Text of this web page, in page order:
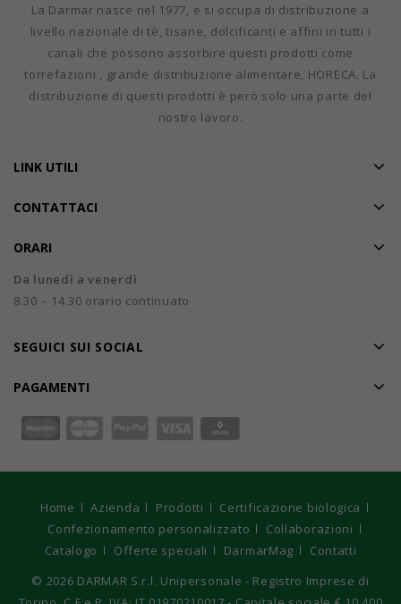
La Darmar nasce nel 1977, e si occupa di distribuzione a
livello nazionale di tè, tisane, dolcificanti e affini in tutti i
canali che possono assorbire questi prodotti come
torrefazioni , grande distribuzione alimentare, HORECA. La
distribuzione di questi prodotti è però solo una parte del
nostro lavoro.
LINK UTILI
CONTATTACI
ORARI
Da lunedì a venerdì
8.30 – 14.30 orario continuato
SEGUICI SUI SOCIAL
PAGAMENTI
Home Azienda Prodotti
Certificazione biologica
Confezionamento personalizzato
Collaborazioni
Catalogo
Offerte speciali DarmarMag
Contatti
© 2026 DARMAR S.r.l. Unipersonale - Registro Imprese di